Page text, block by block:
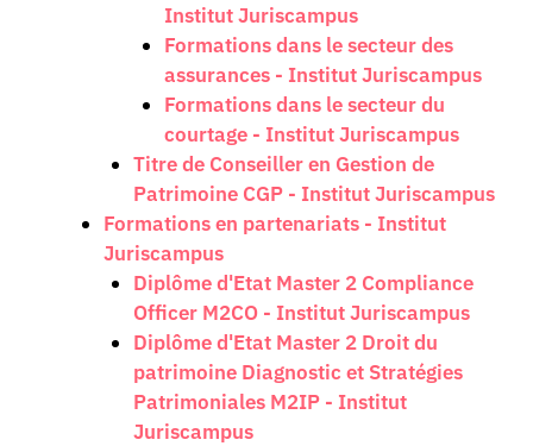
Institut Juriscampus
Formations dans le secteur des
assurances - Institut Juriscampus
Formations dans le secteur du
courtage - Institut Juriscampus
Titre de Conseiller en Gestion de
Patrimoine CGP - Institut Juriscampus
Formations en partenariats - Institut
Juriscampus
Diplôme d'Etat Master 2 Compliance
Officer M2CO - Institut Juriscampus
Diplôme d'Etat Master 2 Droit du
patrimoine Diagnostic et Stratégies
Patrimoniales M2IP - Institut
Juriscampus